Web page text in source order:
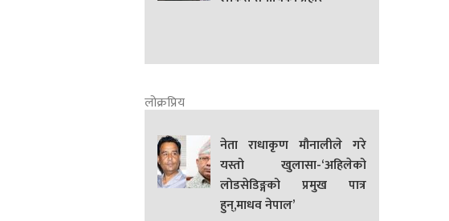
लोक्रप्रिय
नेता राधाकृण मौनालीले गरे
यस्तो खुलासा-‘अहिलेको
लोडसेडिङ्गको प्रमुख पात्र
हुन्,माधव नेपाल’